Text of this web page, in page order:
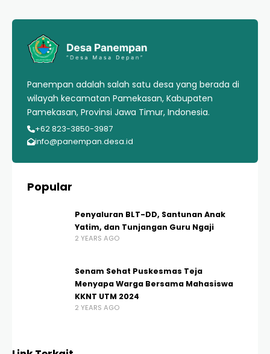
Panempan adalah salah satu desa yang berada di
wilayah kecamatan Pamekasan, Kabupaten
Pamekasan, Provinsi Jawa Timur, Indonesia.
+62 823-3850-3987
info@panempan.desa.id
Popular
Penyaluran BLT-DD, Santunan Anak
Yatim, dan Tunjangan Guru Ngaji
2 YEARS AGO
Senam Sehat Puskesmas Teja
Menyapa Warga Bersama Mahasiswa
KKNT UTM 2024
2 YEARS AGO